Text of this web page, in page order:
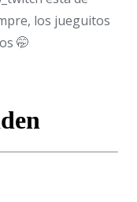
los jueguitos
🤭